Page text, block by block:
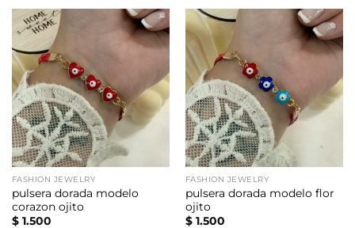
FASHION JEWELRY
pulsera dorada modelo
corazon ojito
$1.500
FASHION JEWELRY
pulsera dorada modelo flor
ojito
$1.500